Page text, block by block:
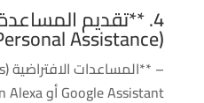
4. **تقديم
(Personal Assistance)**